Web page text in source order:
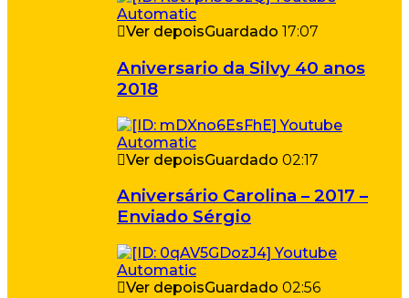
Ver depoisGuardado 17:07
Aniversario da Silvy 40 anos
2018
Ver depoisGuardado 02:17
Aniversário Carolina – 2017 –
Enviado Sérgio
Ver depoisGuardado 02:56